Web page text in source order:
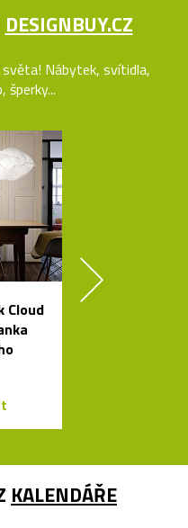
DESIGNBUY.CZ
Nábytek, svítidla,
šperky...
Cloud
KALENDÁŘE